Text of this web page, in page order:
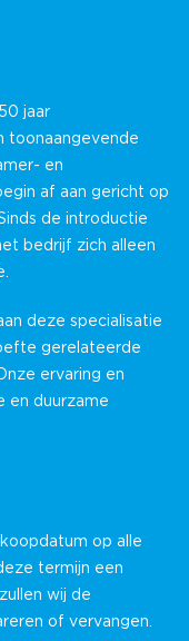
jaar
toonaangevende
en
af aan gericht op
de introductie
bedrijf zich alleen
deze specialisatie
gerelateerde
ervaring en
en duurzame
op alle
termijn een
wij de
of vervangen.